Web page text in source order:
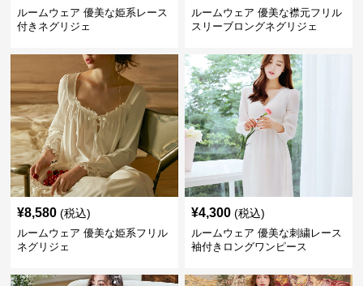
ルームウェア 優美な姫系レース
付きネグリジェ
ルームウェア 優美な襟元フリル
スリーブロングネグリジェ
¥8,580 (税込)
ルームウェア 優美な姫系フリル
ネグリジェ
¥4,300 (税込)
ルームウェア 優美な刺繍レース
袖付きロングワンピース